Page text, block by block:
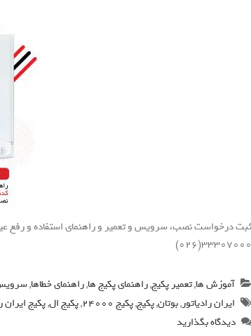
33307000(026)
آموزش ها,تعمیر پکیج,راهنمای پکیج ها,راهنمای خطاها,
ایران رادیاتور,بوتان,پکیج,پکیج 24000 ,پکیج ال,پکیج ایران
دیدگاه بگذارید